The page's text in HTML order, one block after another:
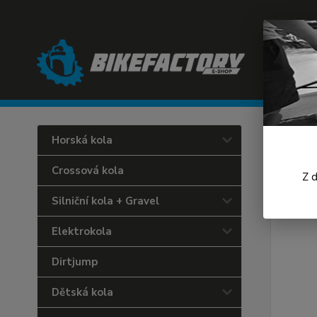
Horská kola
Crossová kola
Silniční kola + Gravel
Elektrokola
Dirtjump
Dětská kola
Z